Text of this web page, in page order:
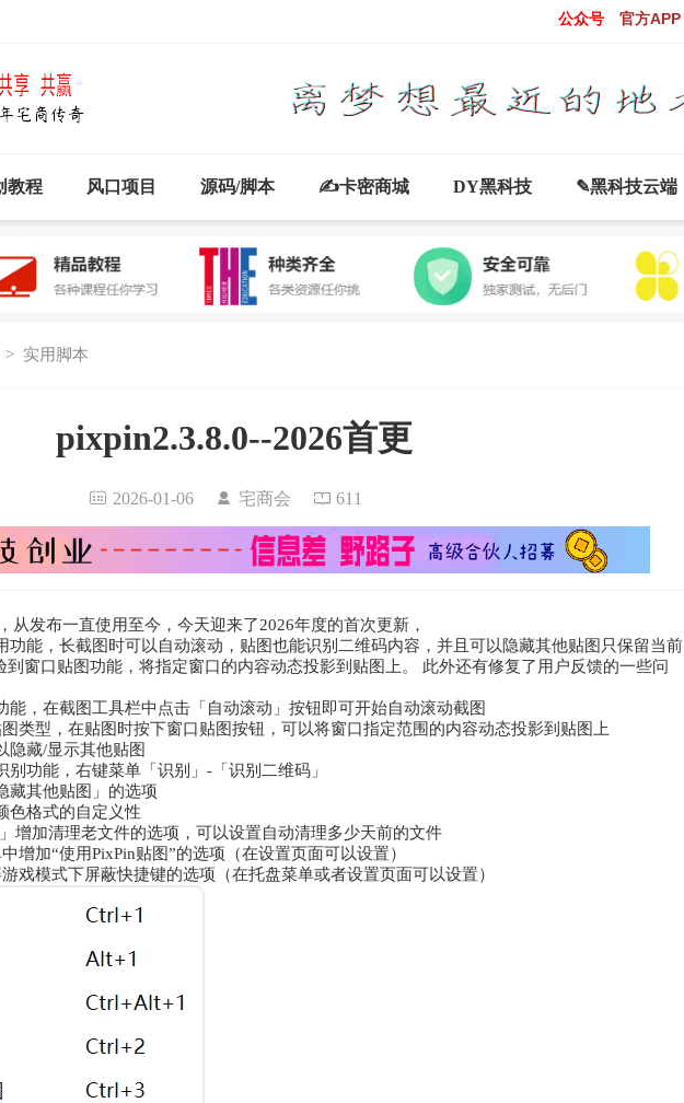
公众号 官方APP
教程 风口项目 源码/脚本 ✍卡密商城 DY黑科技 ✎黑科技云端
> 实用脚本
pixpin2.3.8.0--2026首更
2026-01-06 宅商会 611
从发布一直使用至今，今天迎来了2026年度的首次更新，
功能，长截图时可以自动滚动，贴图也能识别二维码内容，并且可以隐藏其他贴图只保留当前
到窗口贴图功能，将指定窗口的内容动态投影到贴图上。 此外还有修复了用户反馈的一些问
能，在截图工具栏中点击「自动滚动」按钮即可开始自动滚动截图
图类型，在贴图时按下窗口贴图按钮，可以将窗口指定范围的内容动态投影到贴图上
隐藏/显示其他贴图
别功能，右键菜单「识别」-「识别二维码」
藏其他贴图」的选项
色格式的自定义性
增加清理老文件的选项，可以设置自动清理多少天前的文件
增加“使用PixPin贴图”的选项（在设置页面可以设置）
戏模式下屏蔽快捷键的选项（在托盘菜单或者设置页面可以设置）